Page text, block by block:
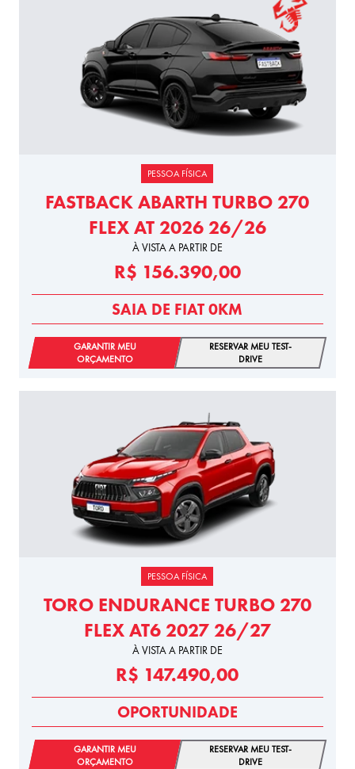
PESSOA FÍSICA
FASTBACK ABARTH TURBO 270
FLEX AT 2026 26/26
À VISTA A PARTIR DE
R$ 156.390,00
SAIA DE FIAT 0KM
GARANTIR MEU
ORÇAMENTO
RESERVAR MEU TEST-
DRIVE
PESSOA FÍSICA
TORO ENDURANCE TURBO 270
FLEX AT6 2027 26/27
À VISTA A PARTIR DE
R$ 147.490,00
OPORTUNIDADE
GARANTIR MEU
ORÇAMENTO
RESERVAR MEU TEST-
DRIVE